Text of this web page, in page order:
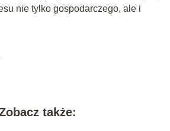
nie tylko gospodarczego, ale i
także: